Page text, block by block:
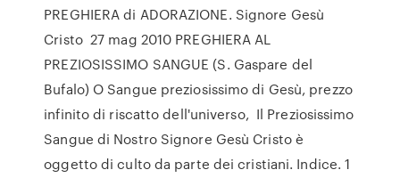
PREGHIERA di ADORAZIONE. Signore Gesù
Cristo 27 mag 2010 PREGHIERA AL
PREZIOSISSIMO SANGUE (S. Gaspare del
Bufalo) O Sangue preziosissimo di Gesù, prezzo
infinito di riscatto dell'universo, Il Preziosissimo
Sangue di Nostro Signore Gesù Cristo è
oggetto di culto da parte dei cristiani. Indice. 1